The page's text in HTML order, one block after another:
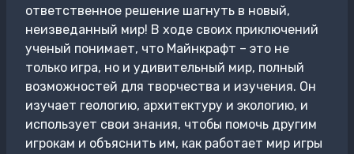
ответственное решение шагнуть в новый,
неизведанный мир! В ходе своих приключений
ученый понимает, что Майнкрафт – это не
только игра, но и удивительный мир, полный
возможностей для творчества и изучения. Он
изучает геологию, архитектуру и экологию, и
использует свои знания, чтобы помочь другим
игрокам и объяснить им, как работает мир игры